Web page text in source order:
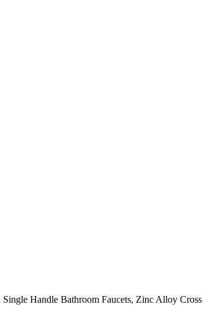
Handle Bathroom Faucets, Zinc Alloy Cross